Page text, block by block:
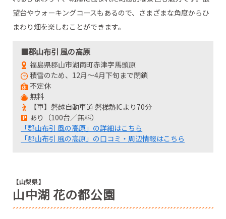
望台やウォーキングコースもあるので、さまざまな角度からひ
まわり畑を楽しむことができます。
■郡山布引 風の高原
福島県郡山市湖南町赤津字馬頭原
積雪のため、12月～4月下旬まで閉鎖
不定休
無料
【車】磐越自動車道 磐梯熱ICより70分
あり（100台／無料）
「郡山布引 風の高原」の詳細はこちら
「郡山布引 風の高原」の口コミ・周辺情報はこちら
【山梨県】
山中湖 花の都公園